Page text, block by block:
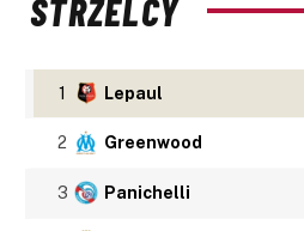
STRZELCY
1 Lepaul
2 Greenwood
3 Panichelli